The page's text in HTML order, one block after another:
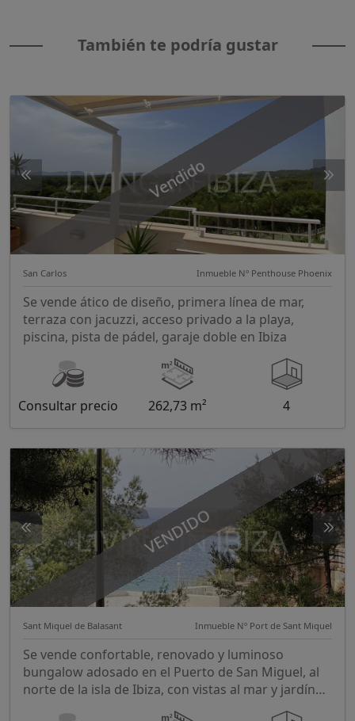
También te podría gustar
Vendido
San Carlos Inmueble Nº Penthouse Phoenix
Se vende ático de diseño, primera línea de mar,
terraza con jacuzzi, acceso privado a la playa,
piscina, pista de pádel, garaje doble en Ibiza
Consultar precio 262,73 m² 4
VENDIDO
Sant Miquel de Balasant Inmueble Nº Port de Sant Miquel
Se vende confortable, renovado y luminoso
bungalow adosado en el Puerto de San Miguel, al
norte de la isla de Ibiza, con vistas al mar y jardín